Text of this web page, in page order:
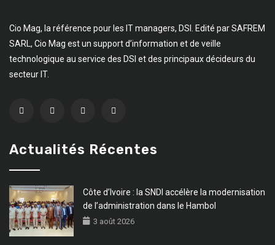
Cio Mag, la référence pour les IT managers, DSI. Edité par SAFREM
SARL, Cio Mag est un support d’information et de veille
technologique au service des DSI et des principaux décideurs du
secteur IT.
Actualités Récentes
Côte d’Ivoire : la SNDI accélère la modernisation
de l’administration dans le Hambol
3 août 2026